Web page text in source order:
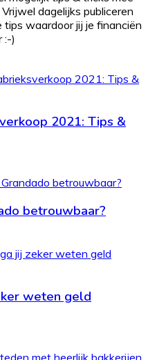
dagelijks publiceren
waardoor jij je financiën
:-)
2021: Tips &
betrouwbaar?
weten geld